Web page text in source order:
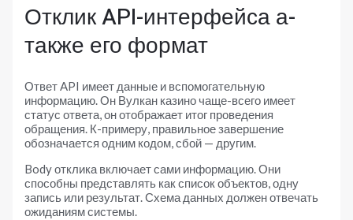
Отклик API-интерфейса а-
также его формат
Ответ API имеет данные и вспомогательную
информацию. Он Вулкан казино чаще-всего имеет
статус ответа, он отображает итог проведения
обращения. К-примеру, правильное завершение
обозначается одним кодом, сбой — другим.
Body отклика включает сами информацию. Они
способны представлять как список объектов, одну
запись или результат. Схема данных должен отвечать
ожиданиям системы.